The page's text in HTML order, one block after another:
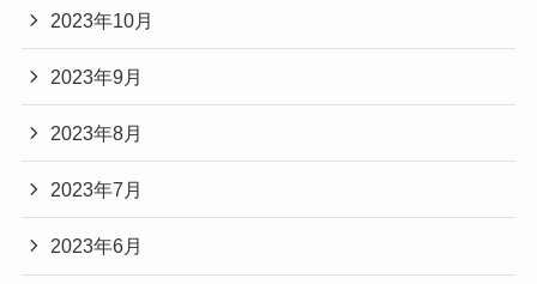
2023年10月
2023年9月
2023年8月
2023年7月
2023年6月